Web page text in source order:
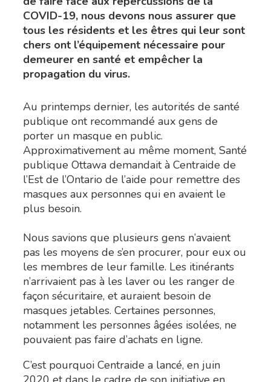
COVID-19, nous devons nous assurer que
tous les résidents et les êtres qui leur sont
chers ont l’équipement nécessaire pour
demeurer en santé et empêcher la
propagation du virus.
Au printemps dernier, les autorités de santé
publique ont recommandé aux gens de
porter un masque en public.
Approximativement au même moment, Santé
publique Ottawa demandait à Centraide de
l’Est de l’Ontario de l’aide pour remettre des
masques aux personnes qui en avaient le
plus besoin.
Nous savions que plusieurs gens n’avaient
pas les moyens de s’en procurer, pour eux ou
les membres de leur famille. Les itinérants
n’arrivaient pas à les laver ou les ranger de
façon sécuritaire, et auraient besoin de
masques jetables. Certaines personnes,
notamment les personnes âgées isolées, ne
pouvaient pas faire d’achats en ligne.
C’est pourquoi Centraide a lancé, en juin